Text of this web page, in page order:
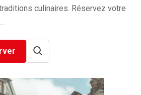
culinaires. Réservez votre